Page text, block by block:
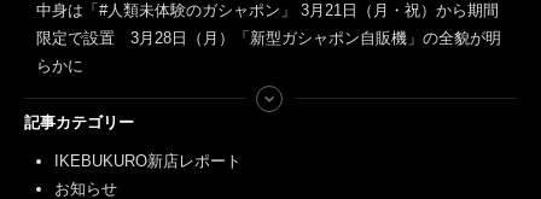
中身は「#人類未体験のガシャポン」 3月21日（月・祝）から期間
限定で設置 3月28日（月）「新型ガシャポン自販機」の全貌が明
らかに
記事カテゴリー
IKEBUKURO新店レポート
お知らせ